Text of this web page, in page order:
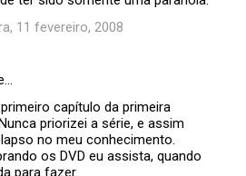
11 fevereiro, 2008
capítulo da primeira
priorizei a série, e assim
no meu conhecimento.
os DVD eu assista, quando
para fazer.